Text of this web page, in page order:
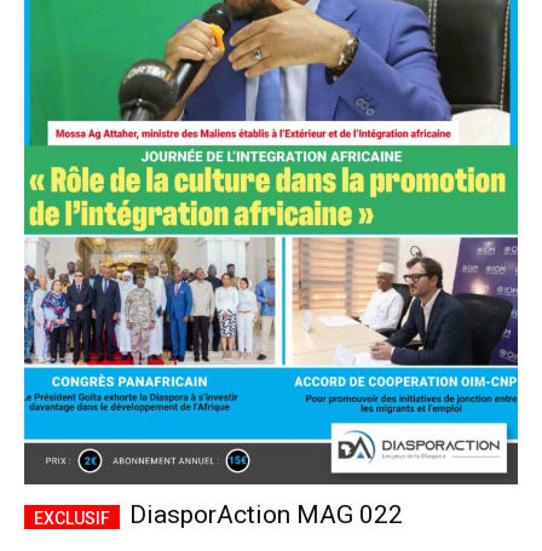
DiasporAction MAG 022